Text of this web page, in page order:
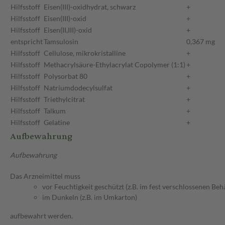
Hilfsstoff Eisen(III)-oxidhydrat, schwarz
+
Hilfsstoff Eisen(III)-oxid
+
Hilfsstoff Eisen(II,III)-oxid
+
entsprichtTamsulosin
0,367 mg
Hilfsstoff Cellulose, mikrokristalline
+
Hilfsstoff Methacrylsäure-Ethylacrylat Copolymer (1:1) +
Hilfsstoff Polysorbat 80
+
Hilfsstoff Natriumdodecylsulfat
+
Hilfsstoff Triethylcitrat
+
Hilfsstoff Talkum
+
Hilfsstoff Gelatine +
Aufbewahrung
Aufbewahrung
Das Arzneimittel muss
vor Feuchtigkeit geschützt (z.B. im fest verschlossenen
im Dunkeln (z.B. im Umkarton)
aufbewahrt werden.